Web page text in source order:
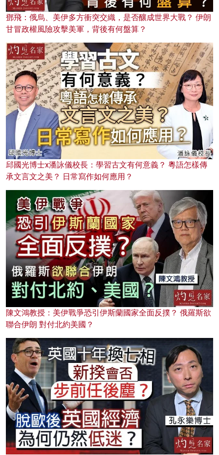
鄧飛：俄烏、美伊多方衝突交織，是否釀成世界大戰？ 伊朗
甘冒政權風險攻擊美軍，背後有何盤算？
邱國光博士x潘詠儀校長：學習古文有何意義？ 粵語怎樣傳
承文言文之美？ 日常寫作如何應用？
陳文鴻教授：美伊戰爭恐引伊斯蘭國家全面反撲？ 俄羅斯欲
聯合伊朗 對付北約美國？